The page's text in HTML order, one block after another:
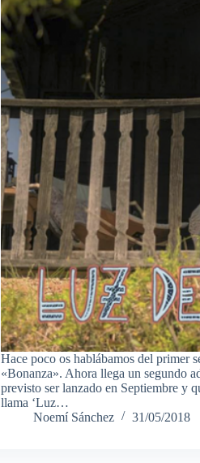
Hace poco os hablábamos del primer
«Bonanza». Ahora llega un segundo
previsto ser lanzado en Septiembre y
llama ‘Luz…
Noemí Sánchez
31/05/2018